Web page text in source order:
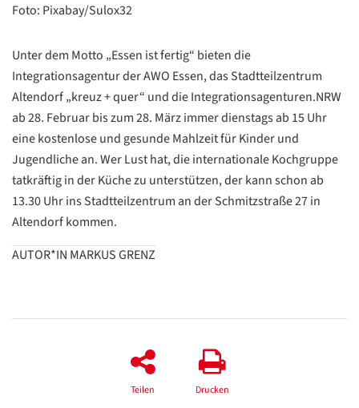
Foto: Pixabay/Sulox32
Unter dem Motto „Essen ist fertig“ bieten die
Integrationsagentur der AWO Essen, das Stadtteilzentrum
Altendorf „kreuz + quer“ und die Integrationsagenturen.NRW
ab 28. Februar bis zum 28. März immer dienstags ab 15 Uhr
eine kostenlose und gesunde Mahlzeit für Kinder und
Jugendliche an. Wer Lust hat, die internationale Kochgruppe
tatkräftig in der Küche zu unterstützen, der kann schon ab
13.30 Uhr ins Stadtteilzentrum an der Schmitzstraße 27 in
Altendorf kommen.
AUTOR*IN MARKUS GRENZ
Teilen Drucken
Datenschutzerklärung
Übersetzen